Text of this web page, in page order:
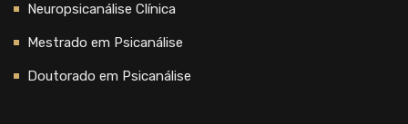
Neuropsicanálise Clínica
Mestrado em Psicanálise
Doutorado em Psicanálise